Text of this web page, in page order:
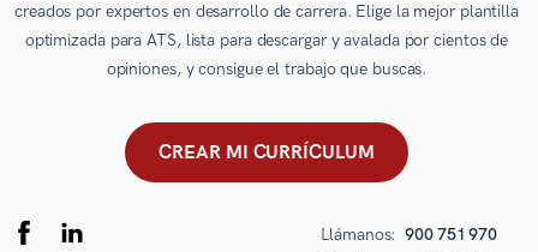
creados por expertos en desarrollo de carrera. Elige la mejor plantilla
optimizada para ATS, lista para descargar y avalada por cientos de
opiniones, y consigue el trabajo que buscas.
CREAR MI CURRÍCULUM
Llámanos: 900 751 970